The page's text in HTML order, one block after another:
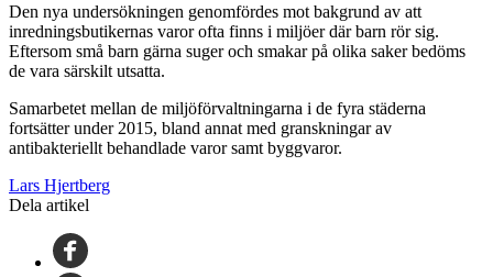
Den nya undersökningen genomfördes mot bakgrund av att
inredningsbutikernas varor ofta finns i miljöer där barn rör sig.
Eftersom små barn gärna suger och smakar på olika saker bedöms
de vara särskilt utsatta.
Samarbetet mellan de miljöförvaltningarna i de fyra städerna
fortsätter under 2015, bland annat med granskningar av
antibakteriellt behandlade varor samt byggvaror.
Lars Hjertberg
Dela artikel